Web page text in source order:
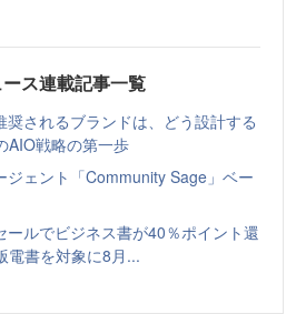
ス連載記事一覧
奨されるブランドは、どう設計する
AIO戦略の第一歩
ジェント「Community Sage」ベー
ールでビジネス書が40％ポイント還
書を対象に8月...